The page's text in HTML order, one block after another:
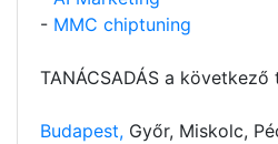
- MMC chiptuning
TANÁCSADÁS a következő
Budapest, Győr, Miskolc,